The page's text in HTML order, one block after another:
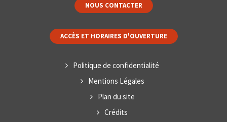
NOUS CONTACTER
ACCÈS ET HORAIRES D'OUVERTURE
Politique de confidentialité
Mentions Légales
Plan du site
Crédits